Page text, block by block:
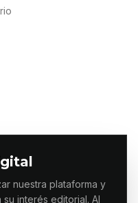
nuestra plataforma y
interés editorial. Al
DERECHOS